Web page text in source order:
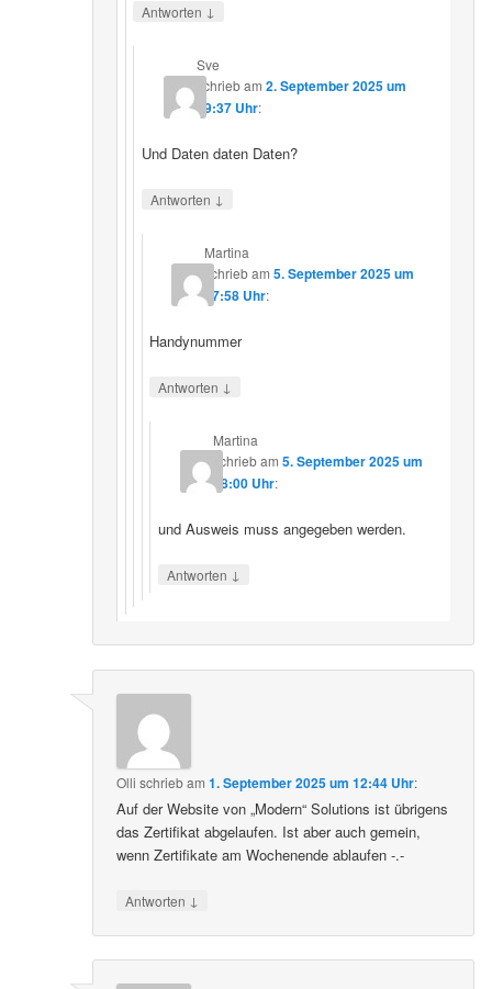
Antworten ↓
Sve
schriebam 2. September 2025 um
19:37 Uhr:
Und Daten daten Daten?
Antworten ↓
Martina
schriebam5. September 2025 um
17:58 Uhr:
Handynummer
Antworten ↓
Martina
schriebam 5. September 2025 um
18:00 Uhr:
und Ausweis muss angegeben werden.
Antworten ↓
Olli schriebam1. September 2025 um 12:44 Uhr:
Auf der Website von „Modern“ Solutions ist übrigens
das Zertifikat abgelaufen. Ist aber auch gemein,
wenn Zertifikate am Wochenende ablaufen -.-
Antworten ↓